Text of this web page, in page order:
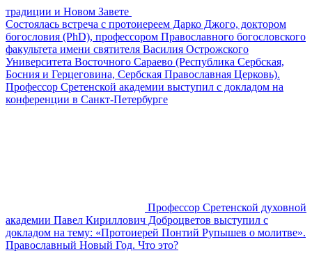
традиции и Новом Завете
Состоялась встреча с протоиереем Дарко Джого, доктором
богословия (PhD), профессором Православного богословского
факультета имени святителя Василия Острожского
Университета Восточного Сараево (Республика Сербская,
Босния и Герцеговина, Сербская Православная Церковь).
Профессор Сретенской академии выступил с докладом на
конференции в Санкт-Петербурге
Профессор Сретенской духовной
академии Павел Кириллович Доброцветов выступил с
докладом на тему: «Протоиерей Понтий Рупышев о молитве».
Православный Новый Год. Что это?